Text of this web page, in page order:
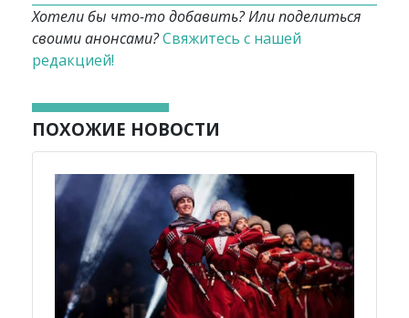
Хотели бы что-то добавить? Или поделиться
своими анонсами?Свяжитесь с нашей
редакцией!
ПОХОЖИЕ НОВОСТИ